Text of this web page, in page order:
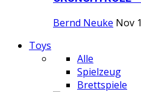
Bernd Neuke Nov
Toys
Alle
Spielzeug
Brettspiele